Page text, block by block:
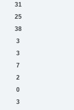
31
25
38
3
3
7
2
0
3